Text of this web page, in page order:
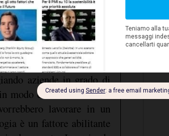
informazioni. Solo in
possono superare lo
ed evitare la fuga
dei lavoratori sta infatti
l'ipotesi di
aziende in grado di
modo efficiente. Risulta
lavorare in un
è un fattore abilitante